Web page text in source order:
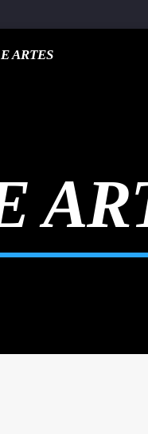
ARTES